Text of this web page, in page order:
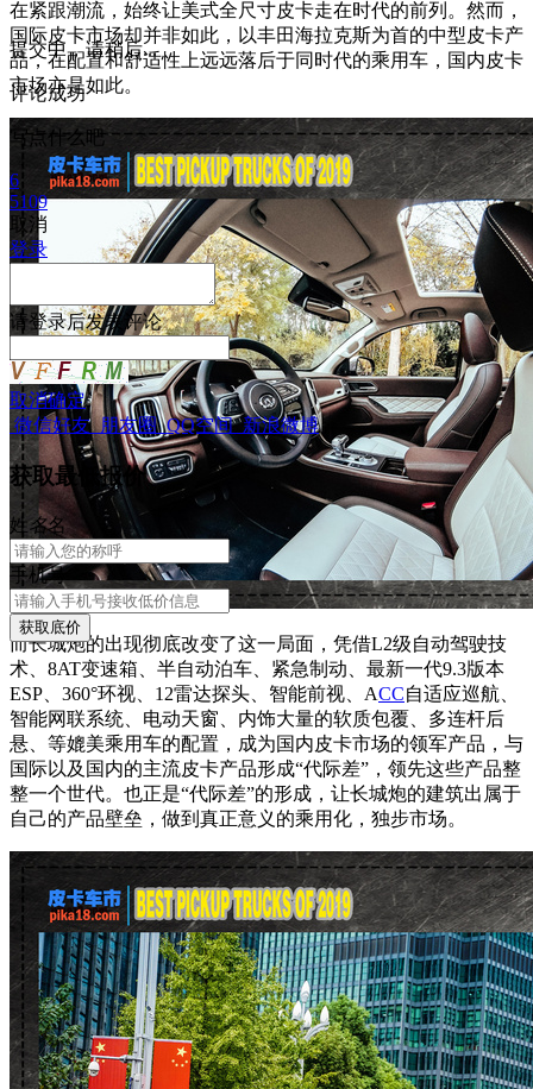
在紧跟潮流，始终让美式全尺寸皮卡走在时代的前列。然而，
国际皮卡市场却并非如此，以丰田海拉克斯为首的中型皮卡产
品，在配置和舒适性上远远落后于同时代的乘用车，国内皮卡
市场亦是如此。
而长城炮的出现彻底改变了这一局面，凭借L2级自动驾驶技
术、8AT变速箱、半自动泊车、紧急制动、最新一代9.3版本
ESP、360°环视、12雷达探头、智能前视、ACC自适应巡航、
智能网联系统、电动天窗、内饰大量的软质包覆、多连杆后
悬、等媲美乘用车的配置，成为国内皮卡市场的领军产品，与
国际以及国内的主流皮卡产品形成“代际差”，领先这些产品整
整一个世代。也正是“代际差”的形成，让长城炮的建筑出属于
自己的产品壁垒，做到真正意义的乘用化，独步市场。
提交中，请稍后...
评论成功
写点什么吧
6
5109
取消
登录
请登录后发表评论
取消确定
微信好友 朋友圈 QQ空间 新浪微博
获取最低报价
姓名名
手机号
获取底价